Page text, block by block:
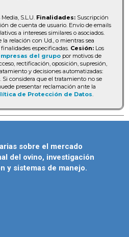
S.L.U. Finalidades: Suscripción
de cuenta de usuario. Envío de emails
a intereses similares o asociados.
la relación con Ud., o mientras sea
especificadas. Cesión: Los
del grupo por motivos de
rectificación, oposición, supresión,
y decisiones automatizadas:
. Si considera que el tratamiento no se
presentar reclamación ante la
de Protección de Datos
sobre el mercado
del ovino, investigación
y sistemas de manejo.